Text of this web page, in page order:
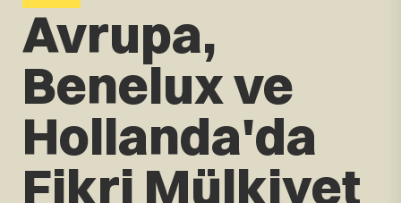
Avrupa,
Benelux ve
Hollanda'da
Fikri Mülkiyet